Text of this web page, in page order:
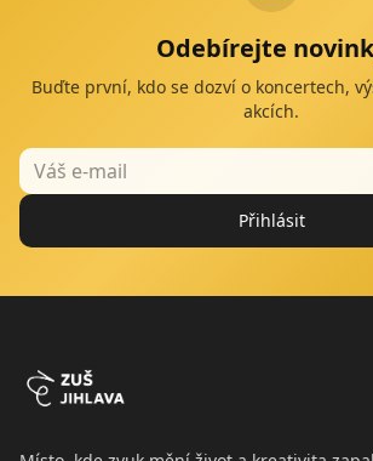
Odebírejte
Buďte první, kdo se dozví o koncertech,
akcích.
Přihlásit